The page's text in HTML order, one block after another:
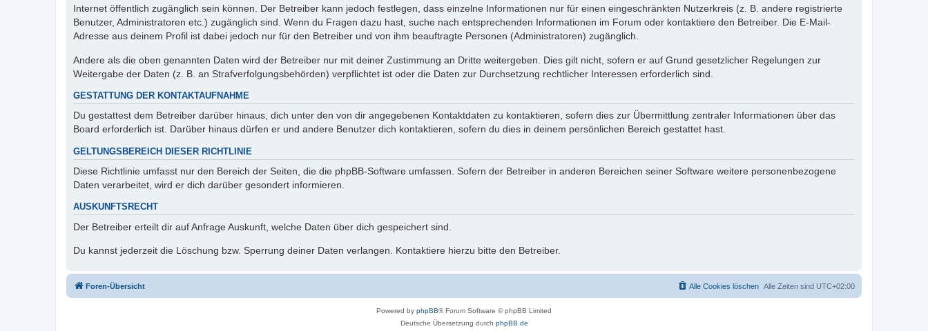
Internet öffentlich zugänglich sein können. Der Betreiber kann jedoch festlegen, dass einzelne Informationen nur für einen eingeschränkten Nutzerkreis (z. B. andere registrierte
Benutzer, Administratoren etc.) zugänglich sind. Wenn du Fragen dazu hast, suche nach entsprechenden Informationen im Forum oder kontaktiere den Betreiber. Die E-Mail-
Adresse aus deinem Profil ist dabei jedoch nur für den Betreiber und von ihm beauftragte Personen (Administratoren) zugänglich.
Andere als die oben genannten Daten wird der Betreiber nur mit deiner Zustimmung an Dritte weitergeben. Dies gilt nicht, sofern er auf Grund gesetzlicher Regelungen zur
Weitergabe der Daten (z. B. an Strafverfolgungsbehörden) verpflichtet ist oder die Daten zur Durchsetzung rechtlicher Interessen erforderlich sind.
GESTATTUNG DER KONTAKTAUFNAHME
Du gestattest dem Betreiber darüber hinaus, dich unter den von dir angegebenen Kontaktdaten zu kontaktieren, sofern dies zur Übermittlung zentraler Informationen über das
Board erforderlich ist. Darüber hinaus dürfen er und andere Benutzer dich kontaktieren, sofern du dies in deinem persönlichen Bereich gestattet hast.
GELTUNGSBEREICH DIESER RICHTLINIE
Diese Richtlinie umfasst nur den Bereich der Seiten, die die phpBB-Software umfassen. Sofern der Betreiber in anderen Bereichen seiner Software weitere personenbezogene
Daten verarbeitet, wird er dich darüber gesondert informieren.
AUSKUNFTSRECHT
Der Betreiber erteilt dir auf Anfrage Auskunft, welche Daten über dich gespeichert sind.
Du kannst jederzeit die Löschung bzw. Sperrung deiner Daten verlangen. Kontaktiere hierzu bitte den Betreiber.
Foren-Übersicht Alle Zeiten sind UTC+02:00
Alle Cookies löschen
Powered by phpBB® Forum Software © phpBB Limited
Deutsche Übersetzung durch phpBB.de